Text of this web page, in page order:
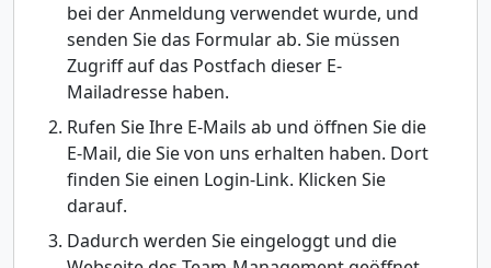
bei der Anmeldung verwendet wurde, und
senden Sie das Formular ab. Sie müssen
Zugriff auf das Postfach dieser E-
Mailadresse haben.
Rufen Sie Ihre E-Mails ab und öffnen Sie die
E-Mail, die Sie von uns erhalten haben. Dort
finden Sie einen Login-Link. Klicken Sie
darauf.
Dadurch werden Sie eingeloggt und die